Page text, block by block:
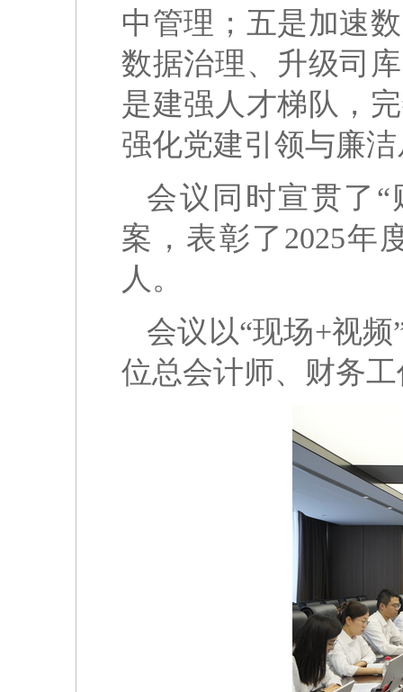
中管理；五是加速
数据治理、升级司
是建强人才梯队，
强化党建引领与廉
会议同时宣贯了
案，表彰了2025年
人。
会议以“现场+视
位总会计师、财务